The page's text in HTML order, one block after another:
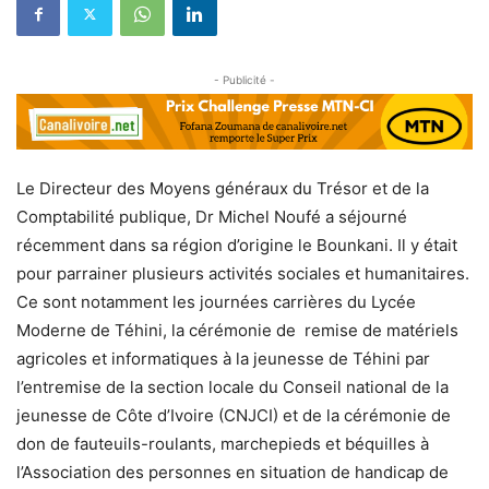
- Publicité -
Le Directeur des Moyens généraux du Trésor et de la
Comptabilité publique, Dr Michel Noufé a séjourné
récemment dans sa région d’origine le Bounkani. Il y était
pour parrainer plusieurs activités sociales et humanitaires.
Ce sont notamment les journées carrières du Lycée
Moderne de Téhini, la cérémonie de remise de matériels
agricoles et informatiques à la jeunesse de Téhini par
l’entremise de la section locale du Conseil national de la
jeunesse de Côte d’Ivoire (CNJCI) et de la cérémonie de
don de fauteuils-roulants, marchepieds et béquilles à
l’Association des personnes en situation de handicap de